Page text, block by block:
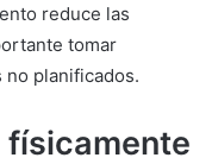
reduce las
tomar
no planificados.
físicamente